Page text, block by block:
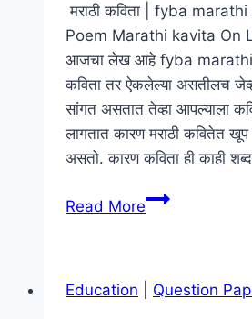
online
exam
in
Marathi
–
निबंध
मराठी कविता | fyba
Poem Marathi kavita On
आजचा लेख आहे fyba marathi
कविता तर ऐकलेल्या असतीलच
सांगत असतात तेव्हा आपल्याला
लागतात कारण मराठी कवितेत खूप
असतो. कारण कविता ही काही
Read Moreमराठी
marathi
Education Question